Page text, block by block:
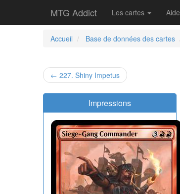
MTG Addict Les cartes Aide
Accueil
Base de données des cartes
← 227. Shiny Impetus
Impressions